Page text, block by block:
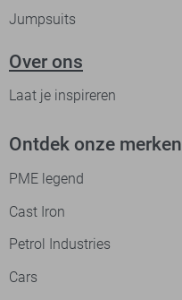
Jumpsuits
Over ons
Laat je inspireren
Ontdek onze merken
PME legend
Cast Iron
Petrol Industries
Cars